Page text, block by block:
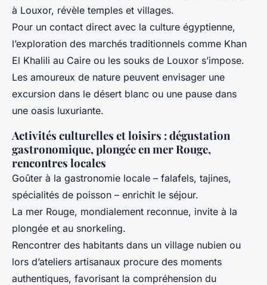
à Louxor, révèle temples et villages.
Pour un contact direct avec la culture égyptienne,
l’exploration des marchés traditionnels comme Khan
El Khalili au Caire ou les souks de Louxor s’impose.
Les amoureux de nature peuvent envisager une
excursion dans le désert blanc ou une pause dans
une oasis luxuriante.
Activités culturelles et loisirs : dégustation
gastronomique, plongée en mer Rouge,
rencontres locales
Goûter à la gastronomie locale – falafels, tajines,
spécialités de poisson – enrichit le séjour.
La mer Rouge, mondialement reconnue, invite à la
plongée et au snorkeling.
Rencontrer des habitants dans un village nubien ou
lors d’ateliers artisanaux procure des moments
authentiques, favorisant la compréhension du